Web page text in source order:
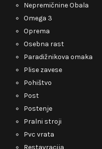
Nepremičnine Obala
Omega 3
Oprema
Osebna rast
Paradižnikova omaka
Plise zavese
Pohištvo
Post
Postenje
Pralni stroji
Pvc vrata
Restavracija